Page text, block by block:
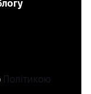
Політикою